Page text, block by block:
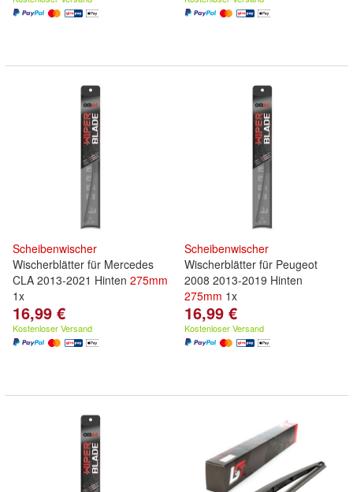
Scheibenwischer
Wischerblätter für Mercedes
CLA 2013-2021 Hinten 275mm
1x
16,99 €
Kostenloser Versand
Scheibenwischer
Wischerblätter für Peugeot
2008 2013-2019 Hinten
275mm 1x
16,99 €
Kostenloser Versand